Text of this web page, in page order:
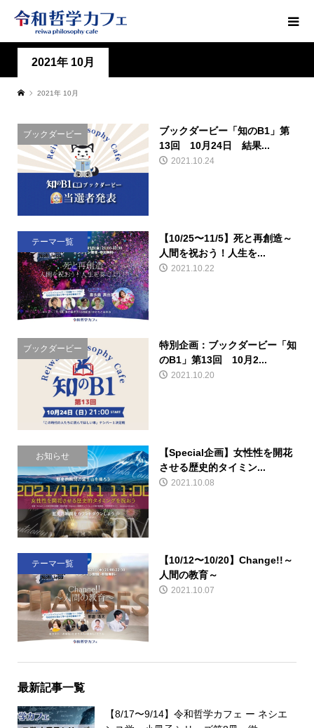
2021年 10月
2021年 10月
ブックダービー
ブックダービー「知のB1」第
13回 10月24日 結果...
2021.10.24
テーマ一覧
【10/25〜11/5】死と再創造～
人間を祝おう！人生を...
2021.10.22
ブックダービー
特別企画：ブックダービー「知
のB1」第13回 10月2...
2021.10.20
お知らせ
【Special企画】女性性を開花
させる歴史的タイミン...
2021.10.08
テーマ一覧
【10/12〜10/20】Change!!～
人間の教育～
2021.10.07
最新記事一覧
【8/17〜9/14】令和哲学カフェ ー ネシエ